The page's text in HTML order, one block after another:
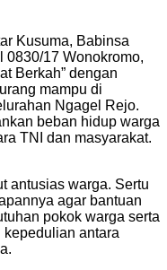
Kusuma, Babinsa
0830/17 Wonokromo,
Berkah” dengan
mampu di
Ngagel Rejo.
beban hidup warga
TNI dan masyarakat.
antusias warga. Sertu
agar bantuan
pokok warga serta
kepedulian antara